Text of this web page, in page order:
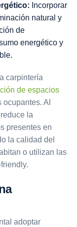
Incorporar
natural y
de
energético y
carpintería
de espacios
Al
la
presentes en
la calidad del
o utilizan las
adoptar